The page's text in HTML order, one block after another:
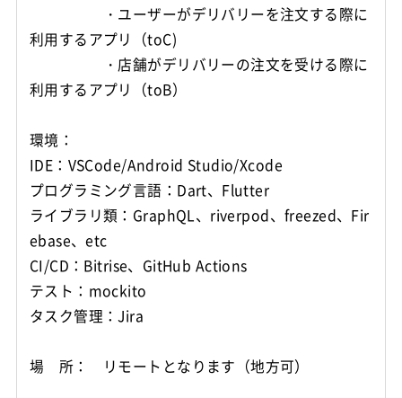
・ユーザーがデリバリーを注文する際に
利用するアプリ（toC)
・店舗がデリバリーの注文を受ける際に
利用するアプリ（toB）
環境：
IDE：VSCode/Android Studio/Xcode
プログラミング言語：Dart、Flutter
ライブラリ類：GraphQL、riverpod、freezed、Fir
ebase、etc
CI/CD：Bitrise、GitHub Actions
テスト：mockito
タスク管理：Jira
場 所： リモートとなります（地方可）